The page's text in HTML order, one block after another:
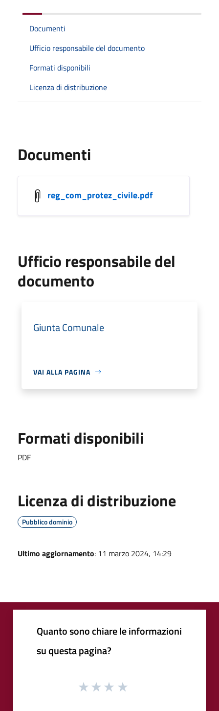
Documenti
Ufficio responsabile del documento
Formati disponibili
Licenza di distribuzione
Documenti
reg_com_protez_civile.pdf
Ufficio responsabile del
documento
Giunta Comunale
VAI ALLA PAGINA
Formati disponibili
PDF
Licenza di distribuzione
Pubblico dominio
Ultimo aggiornamento: 11 marzo 2024, 14:29
Quanto sono chiare le informazioni
su questa pagina?